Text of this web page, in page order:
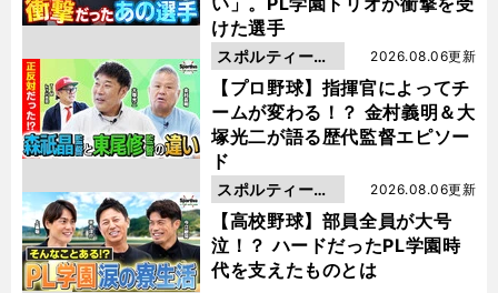
けた選手
【プロ野球】指揮官によってチ
ームが変わる！？ 金村義明＆大
塚光二が語る歴代監督エピソー
ド
2026.08.06更新
スポルティーバ
動画
【高校野球】部員全員が大号
泣！？ ハードだったPL学園時
代を支えたものとは
2026.08.06更新
スポルティーバ
動画